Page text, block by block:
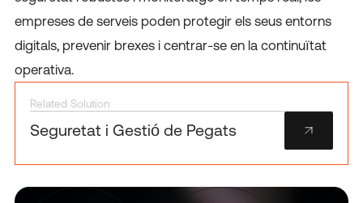
empreses de serveis poden protegir els seus entorns
digitals, prevenir brexes i centrar-se en la continuïtat
operativa.
Related Solution
Seguretat i Gestió de Pegats